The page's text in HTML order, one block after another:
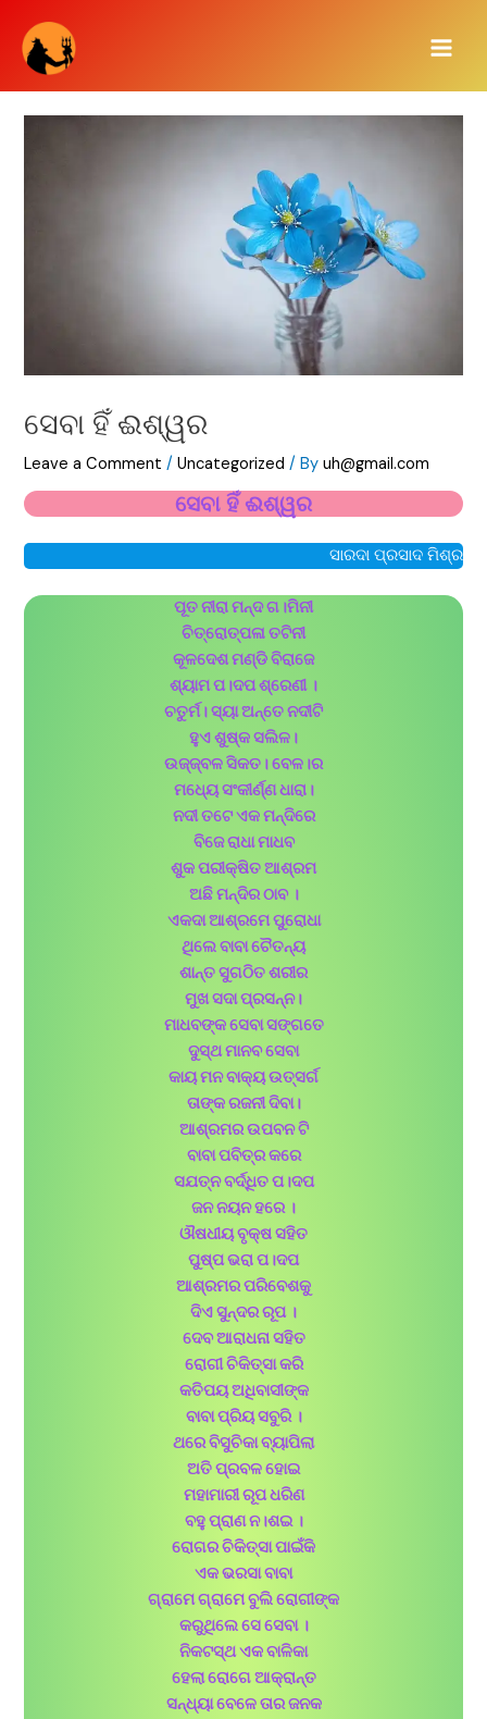
content
ସେବା ହିଁ ଈଶ୍ୱର
Leave a Comment /Uncategorized / Byuh@gmail.com
ସେବା ହିଁ ଈଶ୍ୱର
ସାରଦା ପ୍ରସାଦ ମିଶ୍ର
ପୂତ ନୀରା ମନ୍ଦ ଗ।ମିନୀ
ଚିତ୍ରୋତ୍ପଳା ତଟିନୀ
କୂଳଦେଶ ମଣ୍ଡି ବିରାଜେ
ଶ୍ୟାମ ପ।ଦପ ଶ୍ରେଣୀ ।
ଚତୁର୍ମ। ସ୍ୟା ଅନ୍ତେ ନଦୀଟି
ହୁଏ ଶୁଷ୍କ ସଲିଳ।
ଉଜ୍ଜ୍ବଳ ସିକତ। ବେଳ।ର
ମଧ୍ୟେ ସଂକୀର୍ଣ୍ଣ ଧାରା।
ନଦୀ ତଟେ ଏକ ମନ୍ଦିରେ
ବିଜେ ରାଧା ମାଧବ
ଶୁକ ପରୀକ୍ଷିତ ଆଶ୍ରମ
ଅଛି ମନ୍ଦିର ଠାବ ।
ଏକଦା ଆଶ୍ରମେ ପୁରୋଧା
ଥିଲେ ବାବା ଚୈତନ୍ୟ
ଶାନ୍ତ ସୁଗଠିତ ଶରୀର
ମୁଖ ସଦା ପ୍ରସନ୍ନ।
ମାଧବଙ୍କ ସେବା ସଙ୍ଗତେ
ଦୁସ୍ଥ ମାନବ ସେବା
କାୟ ମନ ବାକ୍ୟ ଉତ୍ସର୍ଗ
ତାଙ୍କ ରଜନୀ ଦିବା।
ଆଶ୍ରମର ଉପବନ ଟି
ବାବା ପବିତ୍ର କରେ
ସଯତ୍ନ ବର୍ଦ୍ଧିତ ପ।ଦପ
ଜନ ନୟନ ହରେ ।
ଔଷଧୀୟ ବୃକ୍ଷ ସହିତ
ପୁଷ୍ପ ଭରା ପ।ଦପ
ଆଶ୍ରମର ପରିବେଶକୁ
ଦିଏ ସୁନ୍ଦର ରୂପ ।
ଦେବ ଆରାଧନା ସହିତ
ରୋଗୀ ଚିକିତ୍ସା କରି
କତିପୟ ଅଧିବାସୀଙ୍କ
ବାବା ପ୍ରିୟ ସବୁରି ।
ଥରେ ବିସୁଚିକା ବ୍ୟାପିଲା
ଅତି ପ୍ରବଳ ହୋଇ
ମହାମାରୀ ରୂପ ଧରିଣ
ବହୁ ପ୍ରାଣ ନ।ଶଇ ।
ରୋଗର ଚିକିତ୍ସା ପାଇଁକି
ଏକ ଭରସା ବାବା
ଗ୍ରାମେ ଗ୍ରାମେ ବୁଲି ରୋଗୀଙ୍କ
କରୁଥିଲେ ସେ ସେବା ।
ନିକଟସ୍ଥ ଏକ ବାଳିକା
ହେଲା ରୋଗେ ଆକ୍ରାନ୍ତ
ସନ୍ଧ୍ୟା ବେଳେ ତାର ଜନକ